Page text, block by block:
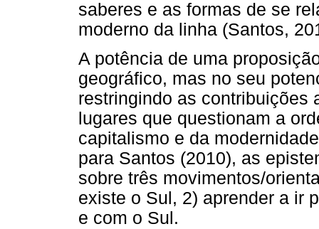
saberes e as formas de se
moderno da linha (Santos,
A potência de uma
geográfico, mas no seu
restringindo as contribuições
lugares que questionam a
capitalismo e da
para Santos (2010), as
sobre três movimentos/
existe o Sul, 2) aprender a ir
e com o Sul.